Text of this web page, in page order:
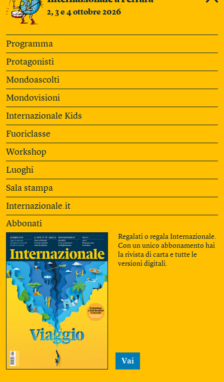
2, 3 e 4 ottobre 2026
Programma
Protagonisti
Mondoascolti
Mondovisioni
Internazionale Kids
Fuoriclasse
Workshop
Luoghi
Sala stampa
Internazionale.it
Abbonati
Regalati o regala Internazionale.
Con un unico abbonamento hai
la rivista di carta e tutte le
versioni digitali.
Vai